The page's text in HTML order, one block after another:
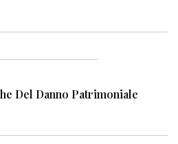
Del Danno Patrimoniale